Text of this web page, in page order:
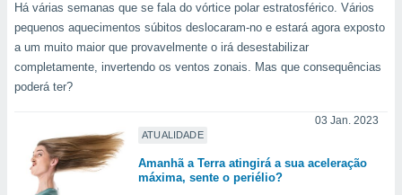
seu
ou opor-
qualquer
em “
Há várias semanas que se fala do vórtice polar estratosférico. Vários
pequenos aquecimentos súbitos deslocaram-no e estará agora exposto
a um muito maior que provavelmente o irá desestabilizar
completamente, invertendo os ventos zonais. Mas que consequências
poderá ter?
ATUALIDADE
03 Jan. 2023
Amanhã a Terra atingirá a sua aceleração
máxima, sente o periélio?